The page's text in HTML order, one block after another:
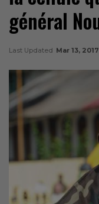
général
Last Updated Mar 13, 2017